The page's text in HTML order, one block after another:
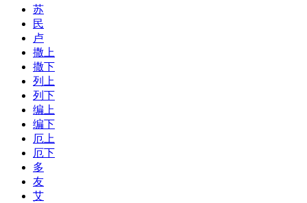
苏
民
卢
撒上
撒下
列上
列下
编上
编下
厄上
厄下
多
友
艾